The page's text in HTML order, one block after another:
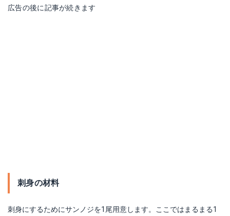
広告の後に記事が続きます
刺身の材料
刺身にするためにサンノジを1尾用意します。ここではまるまる1